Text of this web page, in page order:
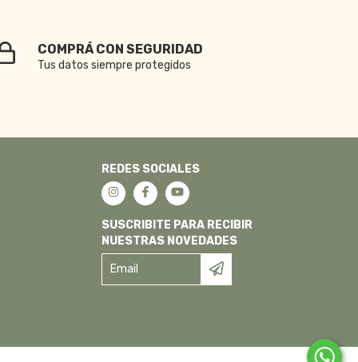
COMPRÁ CON SEGURIDAD
Tus datos siempre protegidos
REDES SOCIALES
SUSCRIBITE PARA RECIBIR
NUESTRAS NOVEDADES